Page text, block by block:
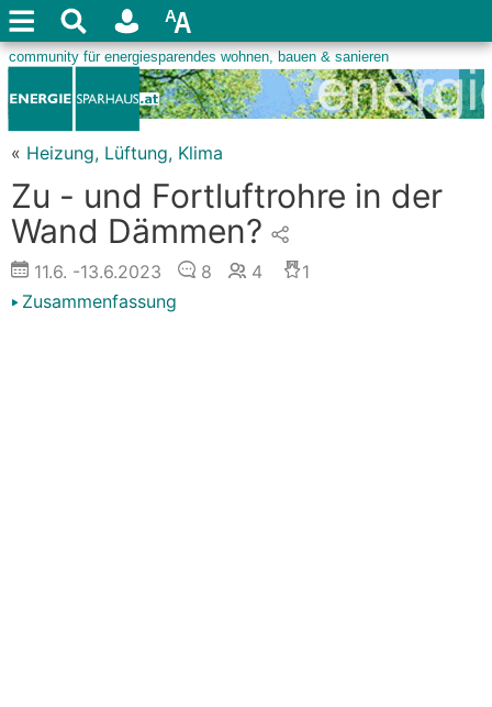
« Heizung, Lüftung, Klima
Zu - und Fortluftrohre in der
Wand Dämmen?
11.6. -13.6.2023 8 4
1
Zusammenfassung